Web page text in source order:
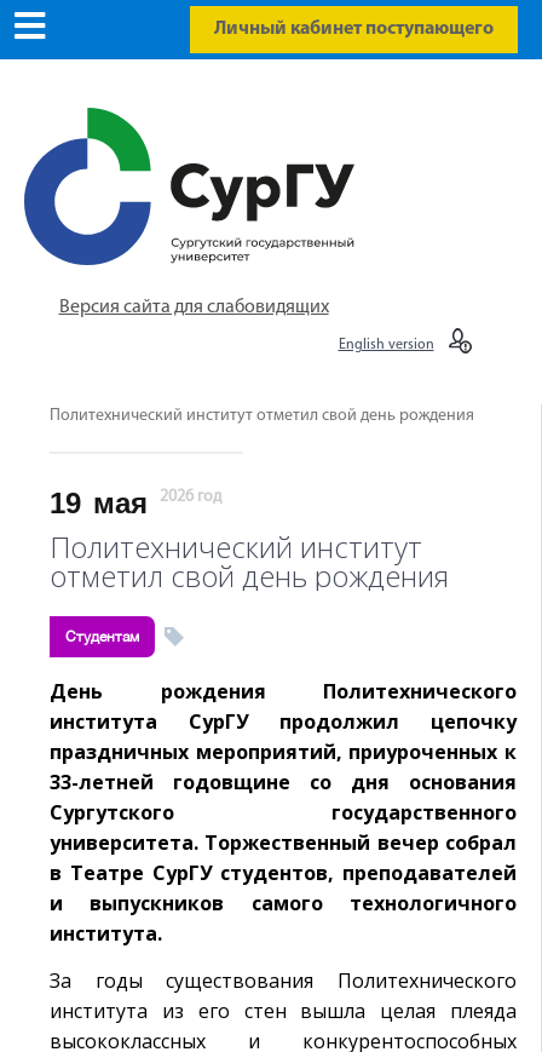
Личный кабинет поступающего
Версия сайта для слабовидящих
English version
Политехнический институт отметил свой день рождения
19 мая 2026 год
Политехнический институт
отметил свой день рождения
Студентам
День рождения Политехнического
института СурГУ продолжил цепочку
праздничных мероприятий, приуроченных к
33-летней годовщине со дня основания
Сургутского государственного
университета. Торжественный вечер собрал
в Театре СурГУ студентов, преподавателей
и выпускников самого технологичного
института.
За годы существования Политехнического
института из его стен вышла целая плеяда
высококлассных и конкурентоспособных